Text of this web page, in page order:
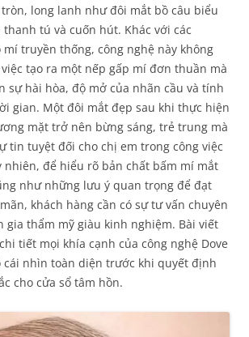
long lanh như đôi mắt bồ câu biểu
tú và cuốn hút. Khác với các
truyền thống, công nghệ này không
tạo ra một nếp gấp mí đơn thuần mà
sự hài hòa, độ mở của nhãn cầu và tính
gian. Một đôi mắt đẹp sau khi thực hiện
mặt trở nên bừng sáng, trẻ trung mà
tin tuyệt đối cho chị em trong công việc
nhiên, để hiểu rõ bản chất bấm mí mắt
như những lưu ý quan trọng để đạt
khách hàng cần có sự tư vấn chuyên
gia thẩm mỹ giàu kinh nghiệm. Bài viết
tiết mọi khía cạnh của công nghệ Dove
cái nhìn toàn diện trước khi quyết định
cho cửa sổ tâm hồn.